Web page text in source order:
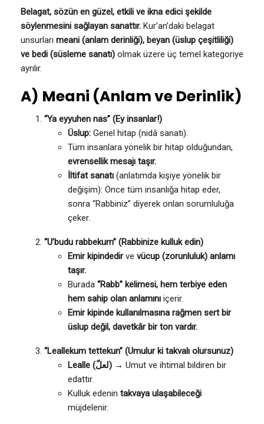
Belagat, sözün en güzel, etkili ve ikna edici şekilde
söylenmesini sağlayan sanattır. Kur’an’daki belagat
unsurları meani (anlam derinliği), beyan (üslup çeşitliliği)
ve bedi (süsleme sanatı) olmak üzere üç temel kategoriye
ayrılır.
A) Meani (Anlam ve Derinlik)
“Ya eyyuhen nas” (Ey insanlar!)
Üslup: Genel hitap (nidâ sanatı).
Tüm insanlara yönelik bir hitap olduğundan,
evrensellik mesajı taşır.
İltifat sanatı (anlatımda kişiye yönelik bir
değişim): Önce tüm insanlığa hitap eder,
sonra “Rabbiniz” diyerek onları sorumluluğa
çeker.
“U’budu rabbekum” (Rabbinize kulluk edin)
Emir kipindedirve vücup (zorunluluk) anlamı
taşır.
Burada “Rabb” kelimesi, hem terbiye eden
hem sahip olan anlamını içerir.
Emir kipinde kullanılmasına rağmen sert bir
üslup değil, davetkâr bir ton vardır.
“Leallekum tettekun” (Umulur ki takvalı olursunuz)
Lealle (لعلّ) → Umut ve ihtimal bildiren bir
edattır.
Kulluk edenin takvaya ulaşabileceği
müjdelenir.